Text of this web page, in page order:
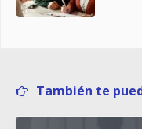
También te